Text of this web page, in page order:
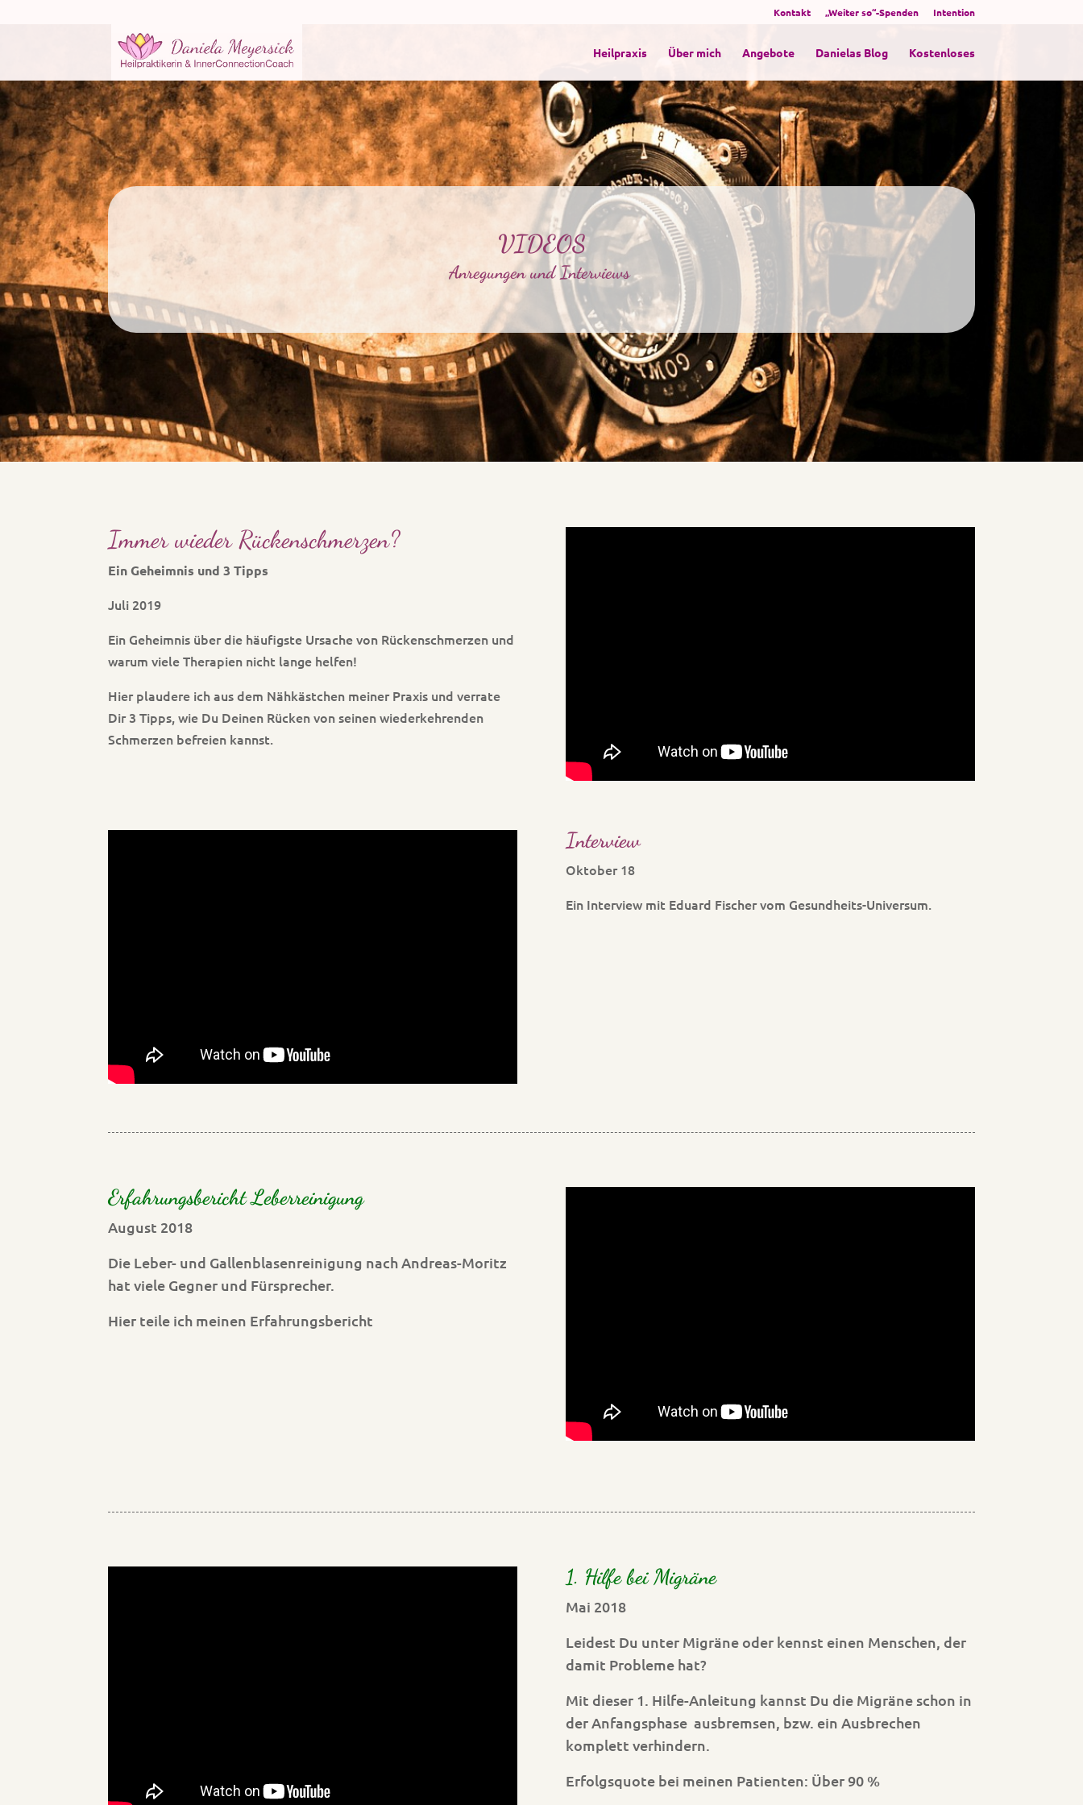
Kontakt „Weiter so“-Spenden Intention
Heilpraxis Über mich Angebote Danielas Blog Kostenloses
VIDEOS
Anregungen und Interviews
Immer wieder Rückenschmerzen?
Ein Geheimnis und 3 Tipps
Juli 2019
Ein Geheimnis über die häufigste Ursache von Rückenschmerzen und
warum viele Therapien nicht lange helfen!
Hier plaudere ich aus dem Nähkästchen meiner Praxis und verrate
Dir 3 Tipps, wie Du Deinen Rücken von seinen wiederkehrenden
Schmerzen befreien kannst.
Interview
Oktober 18
Ein Interview mit Eduard Fischer vom Gesundheits-Universum.
Erfahrungsbericht Leberreinigung
August 2018
Die Leber- und Gallenblasenreinigung nach Andreas-Moritz
hat viele Gegner und Fürsprecher.
Hier teile ich meinen Erfahrungsbericht
1. Hilfe bei Migräne
Mai 2018
Leidest Du unter Migräne oder kennst einen Menschen, der
damit Probleme hat?
Mit dieser 1. Hilfe-Anleitung kannst Du die Migräne schon in
der Anfangsphase ausbremsen, bzw. ein Ausbrechen
komplett verhindern.
Erfolgsquote bei meinen Patienten: Über 90 %